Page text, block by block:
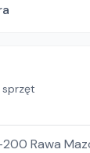
sprzęt